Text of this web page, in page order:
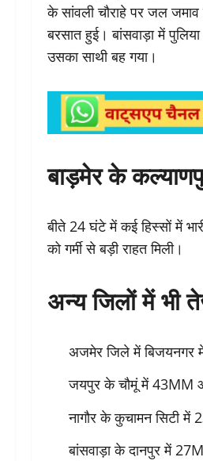
के सांवली चौराहे पर जल
बरसात हुई। बांसवाड़ा में
उसका साथी बह गया।
बाड़मेर के
बीते 24 घंटे में कई हिस्सों में
को गर्मी से बड़ी राहत मिली।
अन्य जिलों में भी
अजमेर जिले में बिजयनगर
जयपुर के चौमूं में 43MM
नागौर के कुचामन सिटी में
बांसवाड़ा के दानपुर में